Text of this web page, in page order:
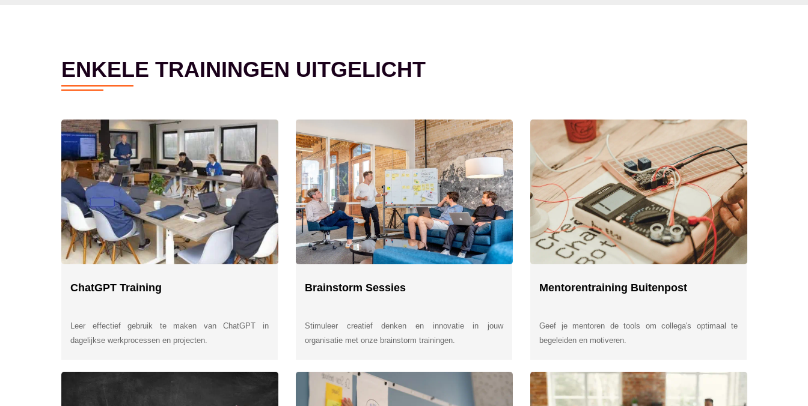
ENKELE TRAININGEN UITGELICHT
ChatGPT Training
Leer effectief gebruik te maken van ChatGPT in
dagelijkse werkprocessen en projecten.
Brainstorm Sessies
Stimuleer creatief denken en innovatie in jouw
organisatie met onze brainstorm trainingen.
Mentorentraining Buitenpost
Geef je mentoren de tools om collega's optimaal te
begeleiden en motiveren.